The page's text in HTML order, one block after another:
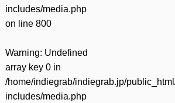
includes/media.php
on line 800
Warning: Undefined
array key 0 in
/home/indiegrab/indiegrab.jp/
includes/media.php